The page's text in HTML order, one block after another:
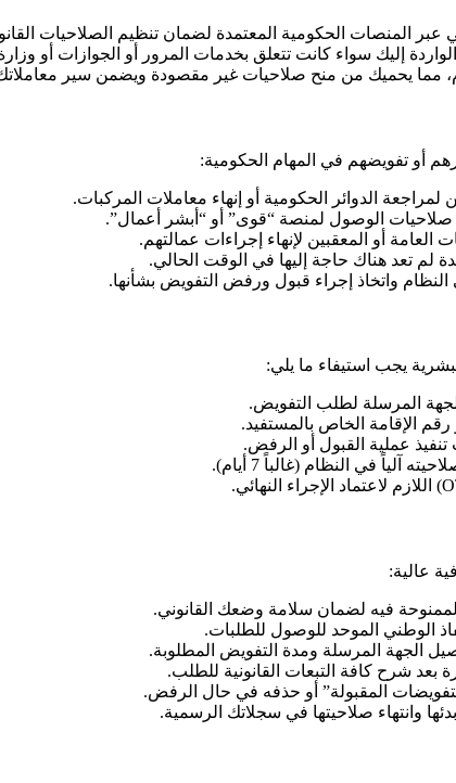
الحكومية المعتمدة لضمان تنظيم الصلاحيات
إليك سواء كانت تتعلق بخدمات المرور أو الجوازات أو
مما يحميك من منح صلاحيات غير مقصودة ويضمن سير
أو تفويضهم في المهام الحكومية:
الدوائر الحكومية أو إنهاء معاملات المركبات.
الوصول لمنصة “قوى” أو “أبشر أعمال”.
أو المعقبين لإنهاء إجراءات عمالتهم.
لم تعد هناك حاجة إليها في الوقت الحالي.
واتخاذ إجراء قبول ورفض التفويض بشأنها.
يجب استيفاء ما يلي:
المرسلة لطلب التفويض.
الإقامة الخاص بالمستفيد.
عملية القبول أو الرفض.
في النظام (غالباً 7 أيام).
عالية:
فيه لضمان سلامة وضعك القانوني.
الوطني الموحد للوصول للطلبات.
الجهة المرسلة ومدة التفويض المطلوبة.
بعد شرح كافة التبعات القانونية للطلب.
المقبولة” أو حذفه في حال الرفض.
وانتهاء صلاحيتها في سجلاتك الرسمية.